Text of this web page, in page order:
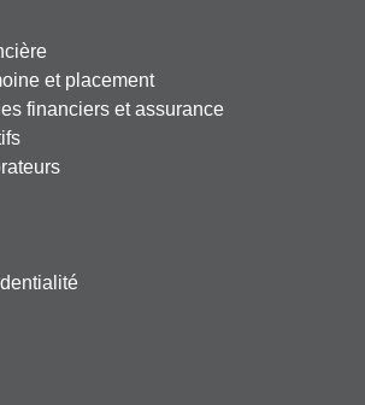
et placement
financiers et assurance